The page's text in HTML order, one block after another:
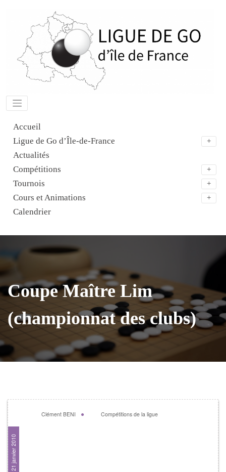
Accueil
Ligue de Go d’Île-de-France
Actualités
Compétitions
Tournois
Cours et Animations
Calendrier
Coupe Maître Lim
(championnat des clubs)
21 janvier 2010
Clément BENI Compétitions de la ligue